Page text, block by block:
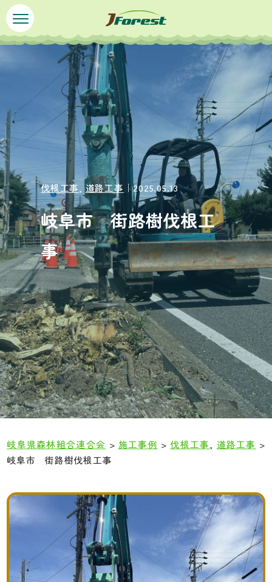
ペ
ー
ジ
先
す
メ
ニ
ュ
を
し
本
文
へ
本
伐根工事 道路工事 ｜2025.05.13
岐阜市 街路樹伐根工
事
岐阜県森林組合連合会 > 施工事例 >伐根工事 道路工事 >
岐阜市 街路樹伐根工事